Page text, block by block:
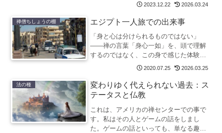
2023.12.22 2026.03.24
禅僧ちしょうの棚 エジプト一人旅での出来事
「身と心は分けられるものではない」
——禅の言葉「身心一如」を、頭で理解
するのではなく、この身で感じた体験が
あります。エジプト一人旅で言葉も通じ
その時に受けた見知らぬ人の親切が、禅
僧が身心一如を考えるヒントの一つとな
2020.07.25 2026.03.25
法の種
変わりゆく代えられない過去：ス
テータスと仏教
これは、アメリカの禅センターでの事で
す。私はその人とゲームの話をしまし
た。ゲームの話といっても、単なる趣味